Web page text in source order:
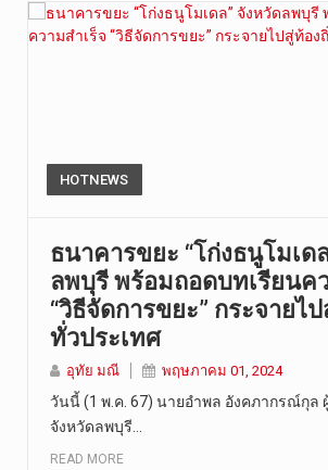
HOTNEWS
ธนาคารขยะ “โก่งธนูโมเด
ลพบุรี พร้อมถอดบทเรียนค
“วิธีจัดการขยะ” กระจายไ
ทั่วประเทศ
อุทัย มณี พฤษภาคม 01, 2024
วันนี้ (1 พ.ค. 67) นายอำพล อังคภากรณ์กุล
จังหวัดลพบุรี…
READ MORE